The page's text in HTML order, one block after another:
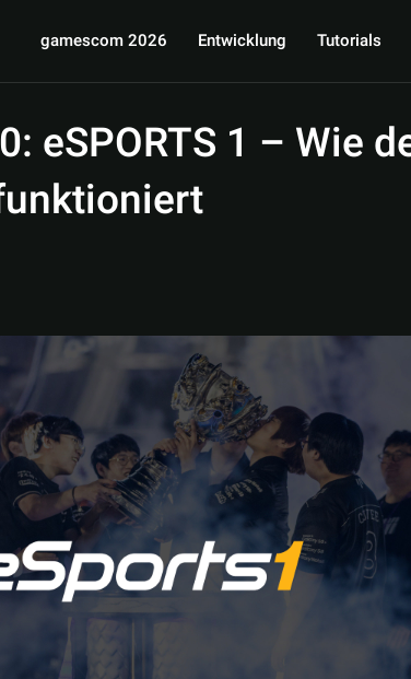
gamescom 2026 Entwicklung Tutorials
eSPORTS 1 – Wie